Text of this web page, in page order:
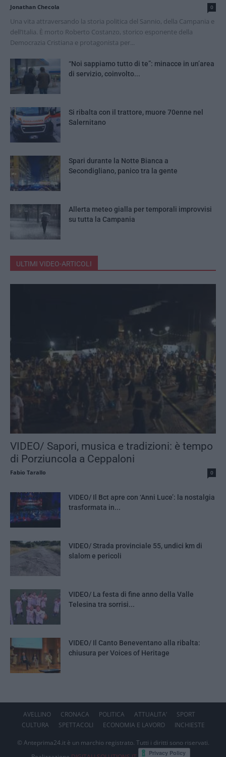
Jonathan Checola 0
Una vita attraversando la storia politica del Sannio, della Campania e
dell’Italia. È morto Roberto Costanzo, storico esponente della
Democrazia Cristiana e protagonista per...
“Noi sappiamo tutto di te”: minacce in un’area
di servizio, coinvolto...
Si ribalta con il trattore, muore 70enne nel
Salernitano
Spari durante la Notte Bianca a
Secondigliano, panico tra la gente
Allerta meteo gialla per temporali improvvisi
su tutta la Campania
ULTIMI VIDEO-ARTICOLI
VIDEO/ Sapori, musica e tradizioni: è tempo
di Porziuncola a Ceppaloni
Fabio Tarallo 0
VIDEO/ Il Bct apre con ‘Anni Luce’: la nostalgia
trasformata in...
VIDEO/ Strada provinciale 55, undici km di
slalom e pericoli
VIDEO/ La festa di fine anno della Valle
Telesina tra sorrisi...
VIDEO/ Il Canto Beneventano alla ribalta:
chiusura per Voices of Heritage
AVELLINO CRONACA POLITICA ATTUALITA’
SPORT
CULTURA
SPETTACOLI ECONOMIA E LAVORO INCHIESTE
© Anteprima24.it è un marchio registrato. Tutti i diritti sono riservati.